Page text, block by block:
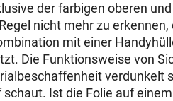
der farbigen oberen
nicht mehr zu
mit einer
Die Funktionsweise von
verdunkelt
Ist die Folie auf